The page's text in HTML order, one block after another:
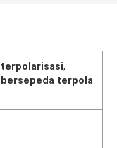
terpolarisasi,
terpola